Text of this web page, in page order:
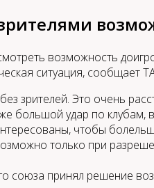
возможность
ситуация, сообщает
зрителей. Это очень
большой удар по
чтобы
только при
союза принял решение